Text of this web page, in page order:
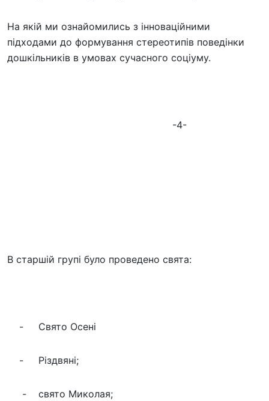
На якій ми ознайомились з інноваційними
підходами до формування стереотипів поведінки
дошкільників в умовах сучасного соціуму.
-4-
В старшій групі було проведено свята:
- Свято Осені
- Різдвяні;
- свято Миколая;